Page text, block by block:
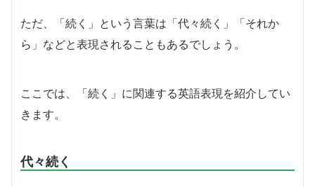
ただ、「続く」という言葉は「代々続く」「それか
ら」などと表現されることもあるでしょう。
ここでは、「続く」に関連する英語表現を紹介してい
きます。
代々続く